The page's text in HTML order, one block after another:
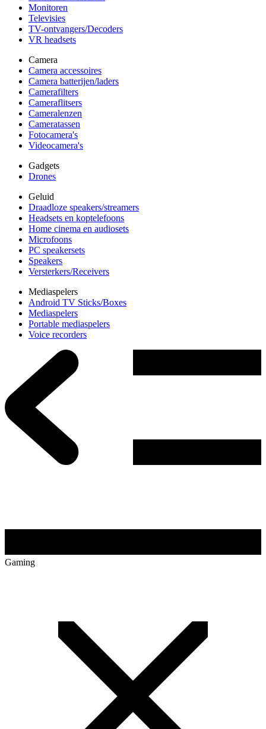
Monitoren
Televisies
TV-ontvangers/Decoders
VR headsets
Camera
Camera accessoires
Camera batterijen/laders
Camerafilters
Cameraflitsers
Cameralenzen
Cameratassen
Fotocamera's
Videocamera's
Gadgets
Drones
Geluid
Draadloze speakers/streamers
Headsets en koptelefoons
Home cinema en audiosets
Microfoons
PC speakersets
Speakers
Versterkers/Receivers
Mediaspelers
Android TV Sticks/Boxes
Mediaspelers
Portable mediaspelers
Voice recorders
Gaming